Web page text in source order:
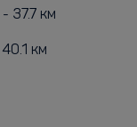
37.7 км
км